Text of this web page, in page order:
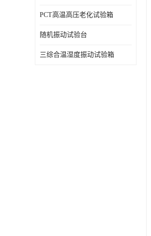
PCT高温高压老化试验箱
随机振动试验台
三综合温湿度振动试验箱